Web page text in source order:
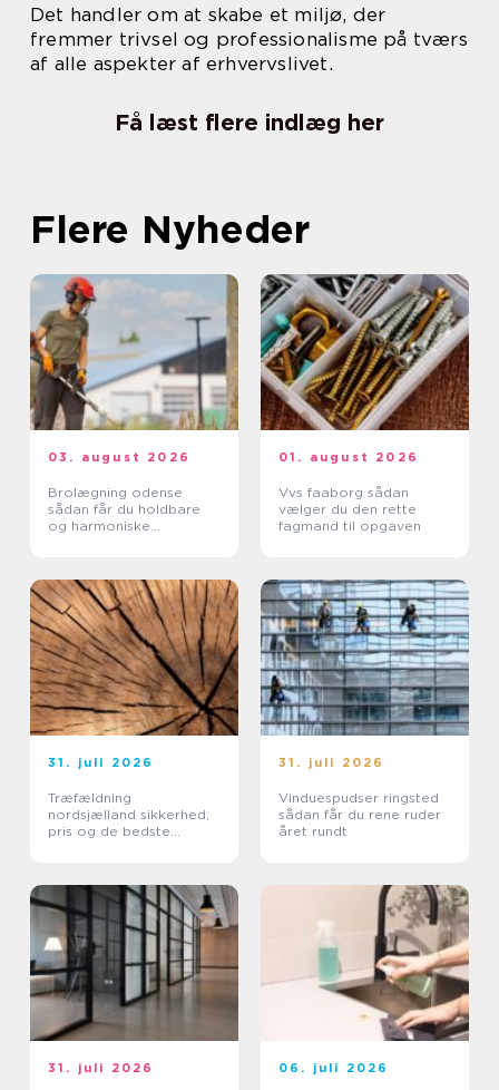
Det handler om at skabe et miljø, der
fremmer trivsel og professionalisme på tværs
af alle aspekter af erhvervslivet.
Få læst flere indlæg her
Flere Nyheder
03. august 2026
Brolægning odense
sådan får du holdbare
og harmoniske
01. august 2026
Vvs faaborg sådan
vælger du den rette
fagmand til opgaven
31. juli 2026
Træfældning
nordsjælland sikkerhed,
pris og de bedste
31. juli 2026
Vinduespudser ringsted
sådan får du rene ruder
året rundt
31. juli 2026 06. juli 2026